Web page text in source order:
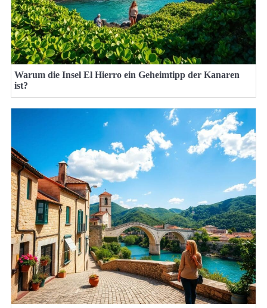
Warum die Insel El Hierro ein Geheimtipp der Kanaren
ist?